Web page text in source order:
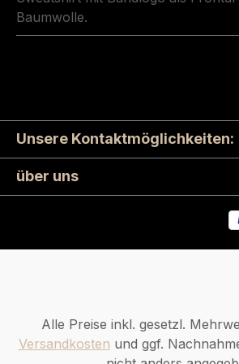
Baumwolle.
Unsere Kontaktmöglichkeiten:
über uns
Alle Preise inkl. gesetzl.
Versandkosten und ggf.